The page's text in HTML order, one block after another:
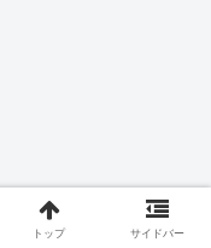
トップ サイドバー